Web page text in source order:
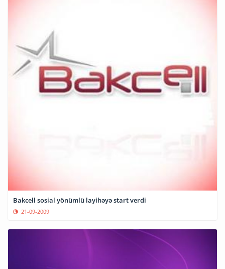
Bakcell sosial yönümlü layihəyə start verdi
21-09-2009